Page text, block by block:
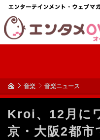
音楽 音楽ニュース
Kroi、12月に
京・大阪2都市